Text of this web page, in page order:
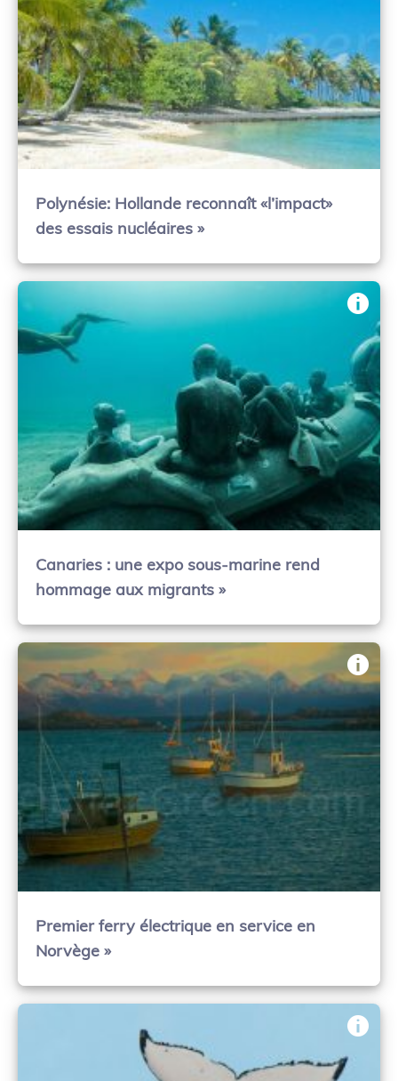
Polynésie: Hollande reconnaît «l’impact»
des essais nucléaires »
Canaries : une expo sous-marine rend
hommage aux migrants »
Premier ferry électrique en service en
Norvège »